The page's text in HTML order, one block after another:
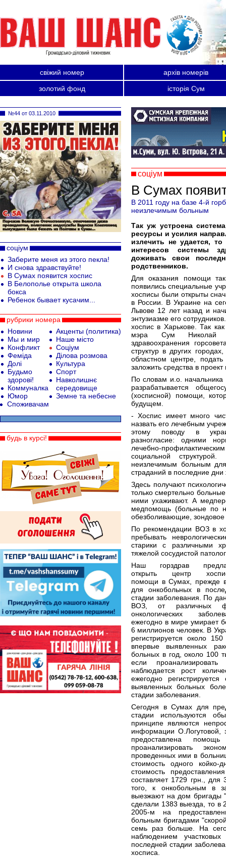
свіжий номер
архів номерів
золотий фонд
історія Сум
соціум
В Сумах
В 2011 году на базе 4-й
неизлечимым больным
Так уж устроена
ресурсы и усилия
излечить не удается,
интересов системы
доживать свои
родственников.
Для оказания помощи
появились специальные
хосписы были открыты
в России. В Украине на
Львове 12 лет назад и
энтузиазме его
хоспис в Харькове. Так
мэра Сум Николай
здравоохранения
структур в других
областном центре,
заложить средства в
По словам и.о. начальника
разрабатывается
(хосписной) помощи,
будущем.
- Хоспис имеет много
назвать его лечебным
этому поводу в
разногласие: одними
лечебно-
социальной
неизлечимым больным
страданий в последние дни
Здесь получают
только смертельно
ними ухаживают. А
медпомощь (больные по
обезболивающие, зондовое
По рекомендации ВОЗ в
пребывать
старики с различными
тяжелой сосудистой
Наш горздрав
открыть центр
помощи в Сумах, прежде
для онкобольных в
стадии заболевания. По
ВОЗ, от различных
онкологических
ежегодно в мире умирает
6 миллионов человек. В
регистрируется около
впервые выявленных
больных в год, около 100
если
наблюдается рост
ежегодно
выявленных больных
стадии заболевания.
Сегодня в Сумах для
стадии используются
принципе являются
информации О.Логутовой,
предоставлена
проанализировать
проведенных ими в
стоимость одного
стоимость
составляет 1729 грн.,
того, к онкобольным в
выезжают на дом бригады
сделали 1383 выезда, то в
2005-м на
больным бригадами
семь раз больше. На
наблюдением
последней стадии
хосписа.
№44 от 03.11.2010
соціум
Заберите меня из этого пекла!
И снова здравствуйте!
В Сумах появится хоспис
В Белополье открыта школа
бокса
Ребенок бывает кусачим...
рубрики номера
Новини
Мы и мир
Конфликт
Феміда
Долі
Будьмо
здорові!
Коммуналка
Юмор
Акценты (политика)
Наше місто
Соціум
Ділова розмова
Культура
Спорт
Навколишнє
середовище
Земне та небесне
Споживачам
будь в курсі!